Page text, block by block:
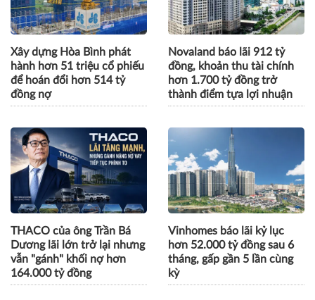
Xây dựng Hòa Bình phát
hành hơn 51 triệu cổ phiếu
để hoán đổi hơn 514 tỷ
đồng nợ
Novaland báo lãi 912 tỷ
đồng, khoản thu tài chính
hơn 1.700 tỷ đồng trở
thành điểm tựa lợi nhuận
THACO của ông Trần Bá
Dương lãi lớn trở lại nhưng
vẫn "gánh" khối nợ hơn
164.000 tỷ đồng
Vinhomes báo lãi kỷ lục
hơn 52.000 tỷ đồng sau 6
tháng, gấp gần 5 lần cùng
kỳ